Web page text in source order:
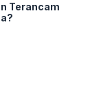
Terancam